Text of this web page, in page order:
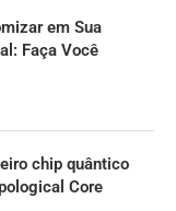
em Sua
Faça Você
chip quântico
Core